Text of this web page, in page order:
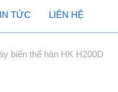
TỨC LIÊN HỆ
biến thế hàn HK H200D